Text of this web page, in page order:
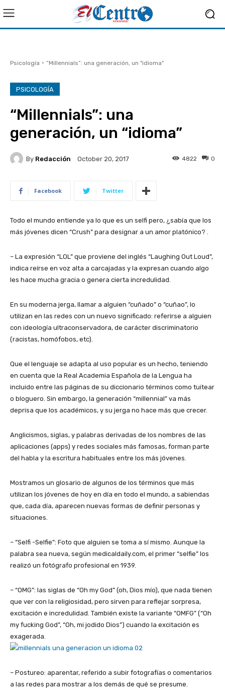
Psicología “Millennials”: una generación, un "idioma"
PSICOLOGÍA
“Millennials”: una
generación, un “idioma”
By Redacción October 20, 2017 0
4822
Facebook Twitter
Todo el mundo entiende ya lo que es un selfi pero, ¿sabía que los
más jóvenes dicen “Crush” para designar a un amor platónico? .
– La expresión “LOL” que proviene del inglés “Laughing Out Loud”,
indica reírse en voz alta a carcajadas y la expresan cuando algo
les hace mucha gracia o genera cierta incredulidad.
En su moderna jerga, llamar a alguien “cuñado” o “cuñao”, lo
utilizan en las redes con un nuevo significado: referirse a alguien
con ideología ultraconservadora, de carácter discriminatorio
(racistas, homófobos, etc).
Que el lenguaje se adapta al uso popular es un hecho, teniendo
en cuenta que la Real Academia Española de la Lengua ha
incluido entre las páginas de su diccionario términos como tuitear
o bloguero. Sin embargo, la generación “millennial” va más
deprisa que los académicos, y su jerga no hace más que crecer.
Anglicismos, siglas, y palabras derivadas de los nombres de las
aplicaciones (apps) y redes sociales más famosas, forman parte
del habla y la escritura habituales entre los más jóvenes.
Mostramos un glosario de algunos de los términos que más
utilizan los jóvenes de hoy en día en todo el mundo, a sabiendas
que, cada día, aparecen nuevas formas de definir personas y
situaciones.
– “Selfi -Selfie”: Foto que alguien se toma a sí mismo. Aunque la
palabra sea nueva, según medicaldaily.com, el primer “selfie” los
realizó un fotógrafo profesional en 1939.
– “OMG”: las siglas de “Oh my God” (oh, Dios mío), que nada tienen
que ver con la religiosidad, pero sirven para reflejar sorpresa,
excitación e incredulidad. También existe la variante “OMFG” (“Oh
my fucking God”, “Oh, mi jodido Dios”) cuando la excitación es
exagerada.
– Postureo: aparentar, referido a subir fotografías o comentarios
a las redes para mostrar a los demás de qué se presume.